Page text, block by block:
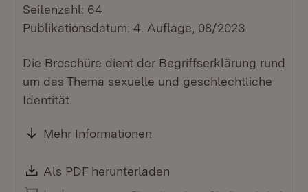
Seitenzahl: 64
Publikationsdatum: 4. Auflage, 08/2023
Die Broschüre dient der Begriffserklärung rund
um das Thema sexuelle und geschlechtliche
Identität.
Mehr Informationen
Download:
Als PDF herunterladen